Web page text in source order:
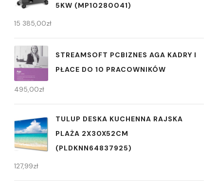
5KW (MP10280041)
15 385,00zł
STREAMSOFT PCBIZNES AGA KADRY I
PŁACE DO 10 PRACOWNIKÓW
495,00zł
TULUP DESKA KUCHENNA RAJSKA
PLAŻA 2X30X52CM
(PLDKNN64837925)
127,99zł